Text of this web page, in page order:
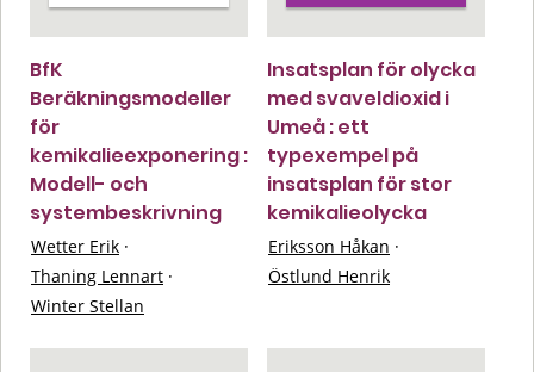
BfK
Beräkningsmodeller
för
kemikalieexponering :
Modell- och
systembeskrivning
Wetter Erik ·
Thaning Lennart ·
Winter Stellan
Insatsplan för olycka
med svaveldioxid i
Umeå : ett
typexempel på
insatsplan för stor
kemikalieolycka
Eriksson Håkan ·
Östlund Henrik